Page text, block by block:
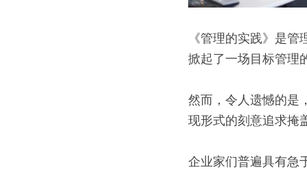
《管理的实践》是
掀起了一场目标管理
然而，令人遗憾的是
现形式的刻意追求掩
企业家们普遍具有急